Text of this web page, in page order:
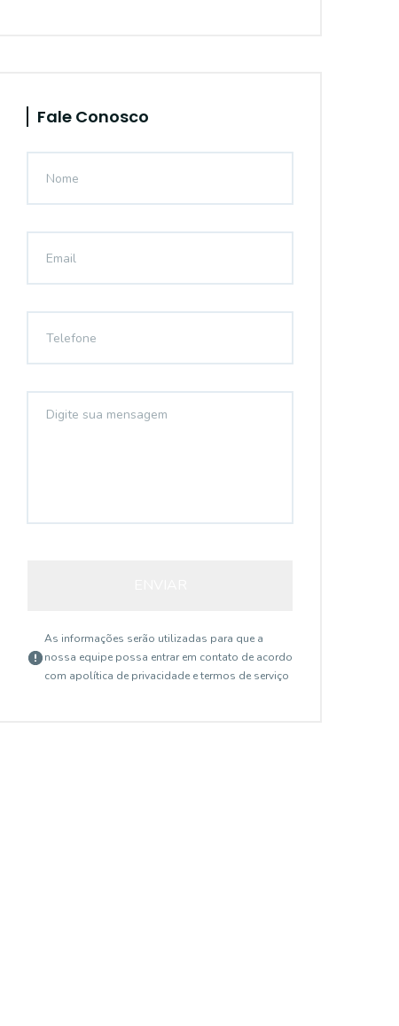
Fale Conosco
As informações serão utilizadas para que a
nossa equipe possa entrar em contato de acordo
com apolítica de privacidade e termos de serviço